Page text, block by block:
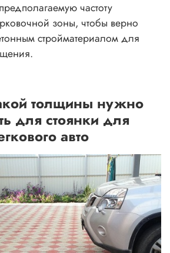
частоту
зоны, чтобы верно
стройматериалом для
толщины нужно
для стоянки для
авто